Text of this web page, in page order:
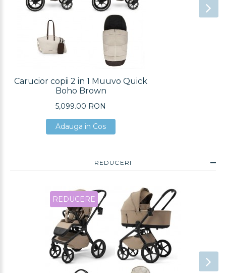
Carucior copii 2 in 1 Muuvo Quick
Boho Brown
5,099.00 RON
Adauga in Cos
Adauga in Cos
REDUCERI
REDUCERE